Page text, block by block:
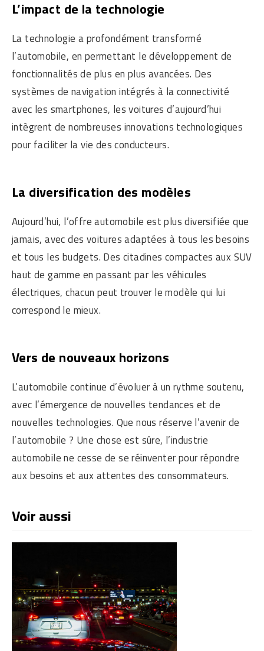
L’impact de la technologie
La technologie a profondément transformé
l’automobile, en permettant le développement de
fonctionnalités de plus en plus avancées. Des
systèmes de navigation intégrés à la connectivité
avec les smartphones, les voitures d’aujourd’hui
intègrent de nombreuses innovations technologiques
pour faciliter la vie des conducteurs.
La diversification des modèles
Aujourd’hui, l’offre automobile est plus diversifiée que
jamais, avec des voitures adaptées à tous les besoins
et tous les budgets. Des citadines compactes aux SUV
haut de gamme en passant par les véhicules
électriques, chacun peut trouver le modèle qui lui
correspond le mieux.
Vers de nouveaux horizons
L’automobile continue d’évoluer à un rythme soutenu,
avec l’émergence de nouvelles tendances et de
nouvelles technologies. Que nous réserve l’avenir de
l’automobile ? Une chose est sûre, l’industrie
automobile ne cesse de se réinventer pour répondre
aux besoins et aux attentes des consommateurs.
Voir aussi